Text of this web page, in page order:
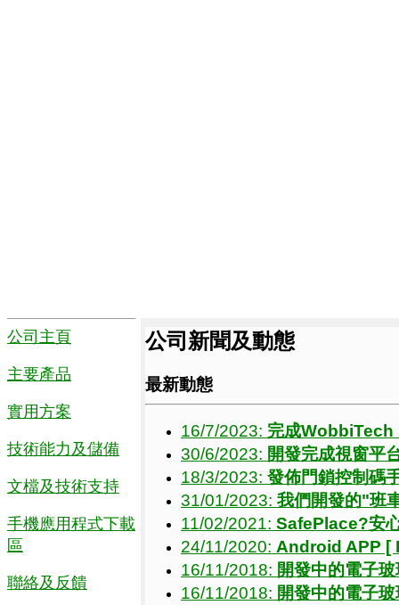
公司主頁
主要產品
實用方案
技術能力及儲備
文檔及技術支持
手機應用程式下載
區
聯絡及反饋
公司新聞及動態
最新動態
16/7/2023: 完成WobbiTech
30/6/2023: 開發完成視窗平
18/3/2023: 發佈門鎖控制碼
31/01/2023: 我們開發的"班
11/02/2021: SafePlace?安
24/11/2020: Android APP [
16/11/2018: 開發中的電子
16/11/2018: 開發中的電子